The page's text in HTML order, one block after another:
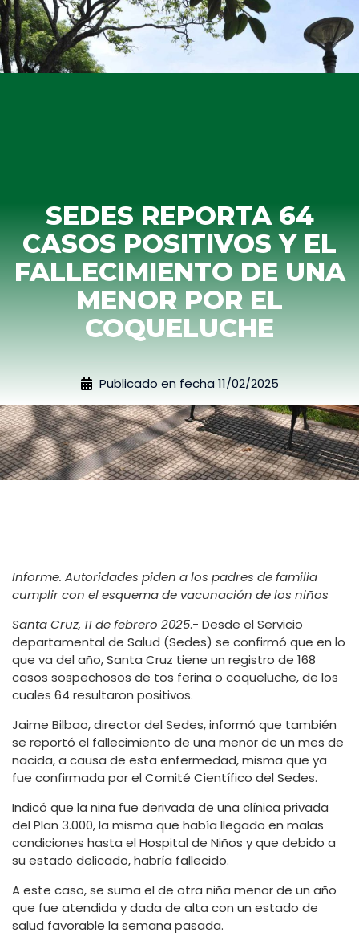
SEDES REPORTA 64
CASOS POSITIVOS Y EL
FALLECIMIENTO DE UNA
MENOR POR EL
COQUELUCHE
Publicado en fecha 11/02/2025
Informe. Autoridades piden a los padres de familia
cumplir con el esquema de vacunación de los niños
Santa Cruz, 11 de febrero 2025.- Desde el Servicio
departamental de Salud (Sedes) se confirmó que en lo
que va del año, Santa Cruz tiene un registro de 168
casos sospechosos de tos ferina o coqueluche, de los
cuales 64 resultaron positivos.
Jaime Bilbao, director del Sedes, informó que también
se reportó el fallecimiento de una menor de un mes de
nacida, a causa de esta enfermedad, misma que ya
fue confirmada por el Comité Científico del Sedes.
Indicó que la niña fue derivada de una clínica privada
del Plan 3.000, la misma que había llegado en malas
condiciones hasta el Hospital de Niños y que debido a
su estado delicado, habría fallecido.
A este caso, se suma el de otra niña menor de un año
que fue atendida y dada de alta con un estado de
salud favorable la semana pasada.